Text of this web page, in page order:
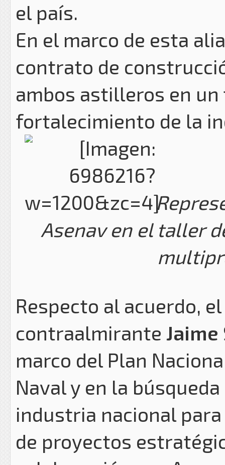
el país.
En el marco de esta
contrato de
ambos astilleros en
fortalecimiento de la
Asenav en el taller
Respecto al acuerdo,
contraalmirante
marco del Plan
Naval y en la
industria nacional
de proyectos